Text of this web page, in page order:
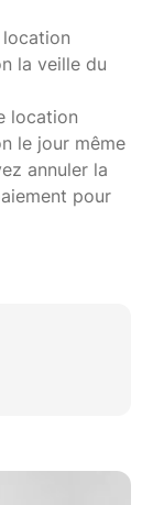
la veille du
location
le jour même
annuler la
pour